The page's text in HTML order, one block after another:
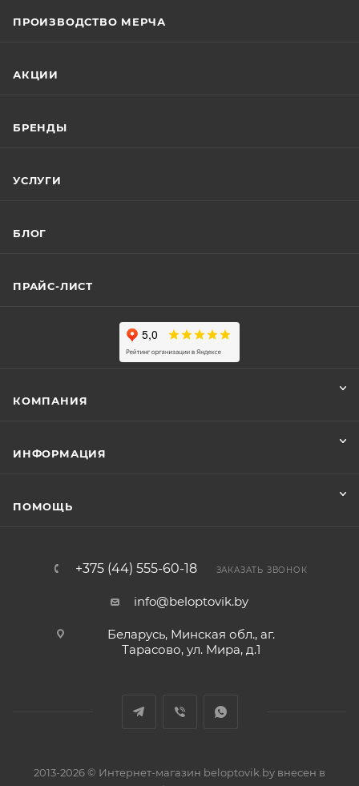
ПРОИЗВОДСТВО МЕРЧА
АКЦИИ
БРЕНДЫ
УСЛУГИ
БЛОГ
ПРАЙС-ЛИСТ
КОМПАНИЯ
ИНФОРМАЦИЯ
ПОМОЩЬ
+375 (44) 555-60-18 ЗАКАЗАТЬ ЗВОНОК
info@beloptovik.by
Беларусь, Минская обл., аг.
Тарасово, ул. Мира, д.1
2013-2026 © Интернет-магазин beloptovik.by внесен в